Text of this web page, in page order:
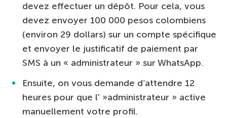
devez effectuer un dépôt. Pour cela, vous
devez envoyer 100 000 pesos colombiens
(environ 29 dollars) sur un compte spécifique
et envoyer le justificatif de paiement par
SMS à un « administrateur » sur WhatsApp.
Ensuite, on vous demande d’attendre 12
heures pour que l' »administrateur » active
manuellement votre profil.